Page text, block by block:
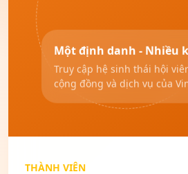
Một định danh - Nhiều
Truy cập hệ sinh thái hội
cộng đồng và dịch vụ của
THÀNH VIÊN